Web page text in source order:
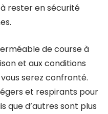
rester en sécurité
de course à
et aux conditions
serez confronté.
et respirants pour
que d’autres sont plus